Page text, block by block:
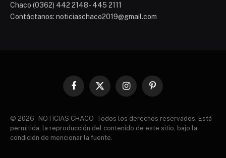
Chaco (0362) 442 2148 - 445 2111
Contáctanos: noticiaschaco2019@gmail.com
Facebook
X
InstagramPinterest
© 2026 - NOTICIAS CHACO- Todos los derechos reservados. Está
permitida, la reproducción del contenido de este sitio, bajo la
condición de mencionar la fuente.